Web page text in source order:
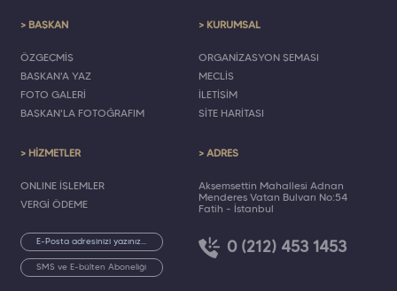
> BAŞKAN
ÖZGEÇMİŞ
BAŞKAN'A YAZ
FOTO GALERİ
BAŞKAN'LA FOTOĞRAFIM
> KURUMSAL
ORGANİZASYON ŞEMASI
MECLİS
İLETİŞİM
SİTE HARİTASI
> HİZMETLER
ONLINE İŞLEMLER
VERGİ ÖDEME
SMS ve E-bülten Aboneliği
> ADRES
Akşemsettin Mahallesi Adnan
Menderes Vatan Bulvarı No:54
Fatih - İstanbul
0 (212) 453 1453